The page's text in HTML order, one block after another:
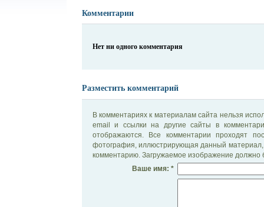
Комментарии
Нет ни одного комментария
Разместить комментарий
В комментариях к материалам сайта нельзя
email и ссылки на другие сайты в
отображаются. Все комментарии проходят
фотография, иллюстрирующая данный материал,
комментарию. Загружаемое изображение должно
Ваше имя: *